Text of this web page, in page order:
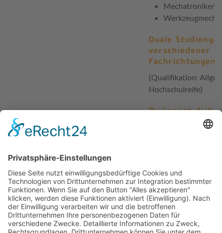
Duale
verschiedener
Fachrichtungen
(Qualifikation:
Hochschulreife)
Du kannst dich
Karriereportal
Ansprechpartner für Bewerbungen Daniela Reinfelder
Telefon 09543 68321
Erwünschte Bewerbungsart Online-Schaeffler-